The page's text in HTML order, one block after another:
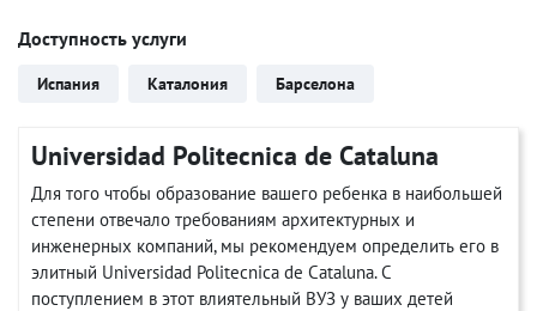
Доступность услуги
Испания Каталония Барселона
Universidad Politecnica de Cataluna
Для того чтобы образование вашего ребенка в наибольшей
степени отвечало требованиям архитектурных и
инженерных компаний, мы рекомендуем определить его в
элитный Universidad Politecnica de Cataluna. С
поступлением в этот влиятельный ВУЗ у ваших детей